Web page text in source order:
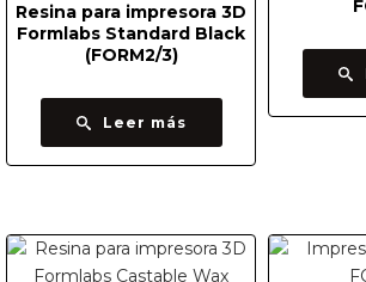
Resina para impresora 3D
Formlabs Standard Black
(FORM2/3)
Leer más